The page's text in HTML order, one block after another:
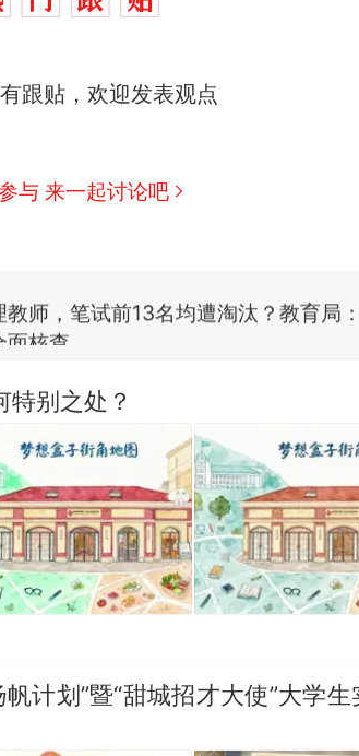
跟贴，欢迎发表观点
与 来一起讨论吧
肉大王”称号，仅凭视频评出？中国烹
教师，笔试前13名均遭淘汰？教育局
面核查
布：43.98万起
的女孩，因老师一句“跟我回家”改写
特别之处？
计划”暨“甜城招才大使”大学生